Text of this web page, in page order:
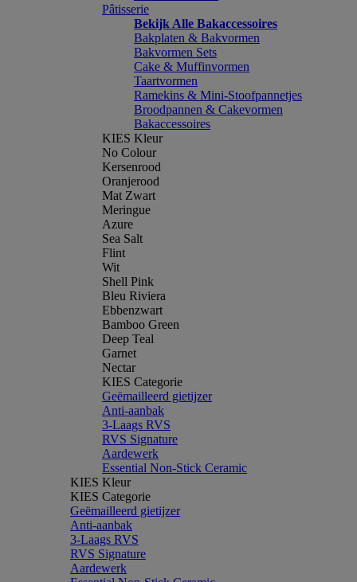
Pâtisserie
Bekijk Alle Bakaccessoires
Bakplaten & Bakvormen
Bakvormen Sets
Cake & Muffinvormen
Taartvormen
Ramekins & Mini-Stoofpannetjes
Broodpannen & Cakevormen
Bakaccessoires
KIES Kleur
No Colour
Kersenrood
Oranjerood
Mat Zwart
Meringue
Azure
Sea Salt
Flint
Wit
Shell Pink
Bleu Riviera
Ebbenzwart
Bamboo Green
Deep Teal
Garnet
Nectar
KIES Categorie
Geëmailleerd gietijzer
Anti-aanbak
3-Laags RVS
RVS Signature
Aardewerk
Essential Non-Stick Ceramic
KIES Kleur
KIES Categorie
Geëmailleerd gietijzer
Anti-aanbak
3-Laags RVS
RVS Signature
Aardewerk